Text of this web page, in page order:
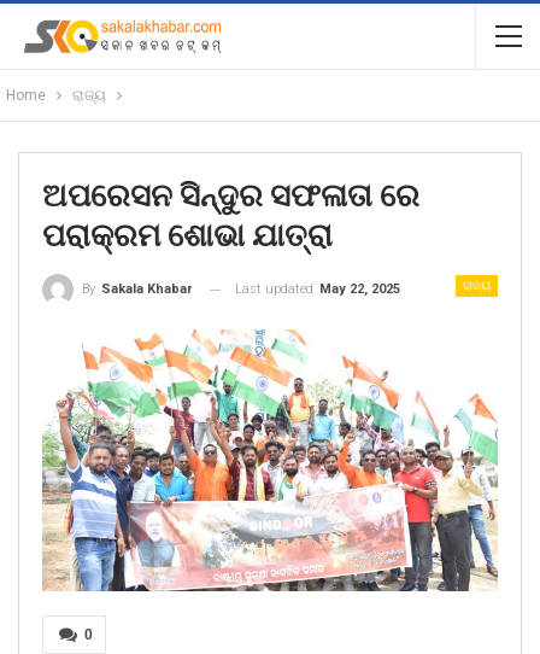
Home ରାଜ୍ୟ
ଅପରେସନ ସିନ୍ଦୁର ସଫଳାତା ରେ
ପରାକ୍ରମ ଶୋଭା ଯାତ୍ରା
ରାଜ୍ୟ
By Sakala Khabar Last updated May 22, 2025
0